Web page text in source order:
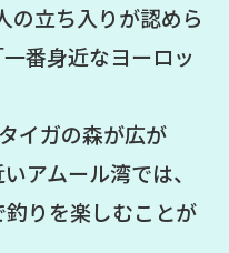
の立ち入りが認めら
番身近なヨーロッ
イガの森が広が
アムール湾では、
りを楽しむことが